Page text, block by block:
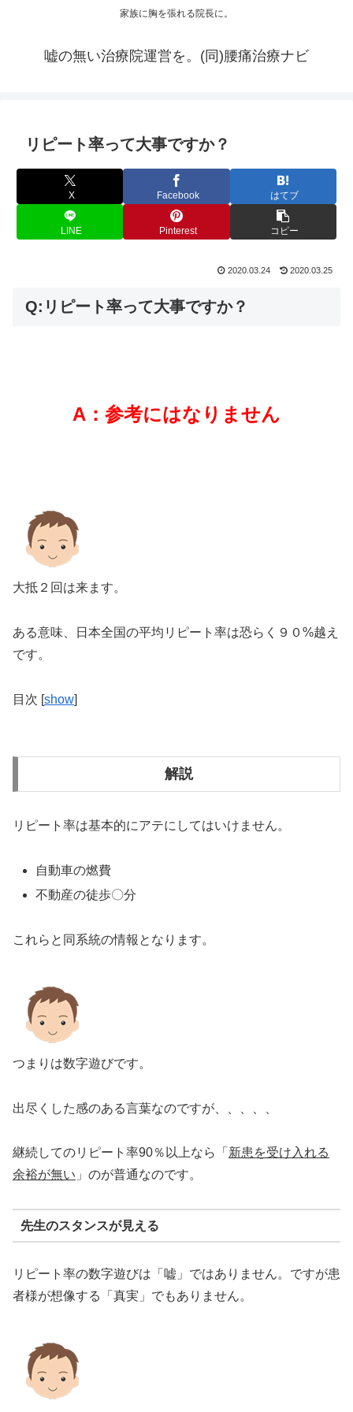
家族に胸を張れる院長に。
嘘の無い治療院運営を。(同)腰痛治療ナビ
リピート率って大事ですか？
X Facebook はてブ
LINE Pinterest コピー
2020.03.24 2020.03.25
Q:リピート率って大事ですか？
A：参考にはなりません
大抵２回は来ます。
ある意味、日本全国の平均リピート率は恐らく９０%越え
です。
目次 [show]
解説
リピート率は基本的にアテにしてはいけません。
自動車の燃費
不動産の徒歩〇分
これらと同系統の情報となります。
つまりは数字遊びです。
出尽くした感のある言葉なのですが、、、、、
継続してのリピート率90％以上なら「 新患を受け入れる
余裕が無い 」のが普通なのです。
先生のスタンスが見える
リピート率の数字遊びは「嘘」ではありません。ですが患
者様が想像する「真実」でもありません。